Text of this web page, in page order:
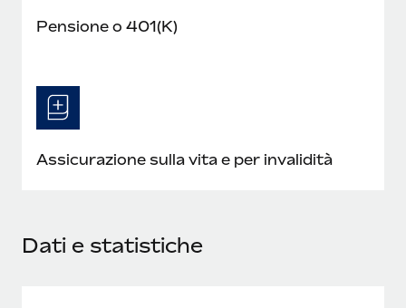
Pensione o 401(K)
Assicurazione sulla vita e per invalidità
Dati e statistiche